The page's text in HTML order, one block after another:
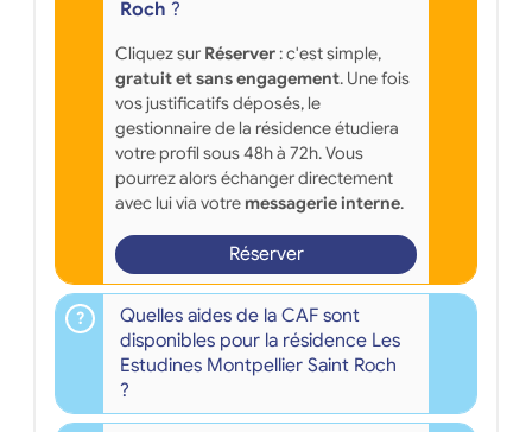
Roch ?
Cliquez sur Réserver: c'est simple,
gratuit et sans engagement. Une fois
vos justificatifs déposés, le
gestionnaire de la résidence étudiera
votre profil sous 48h à 72h. Vous
pourrez alors échanger directement
avec lui via votre messagerie interne.
Réserver
Quelles aides de la CAF sont
disponibles pour la résidence Les
Estudines Montpellier Saint Roch
?